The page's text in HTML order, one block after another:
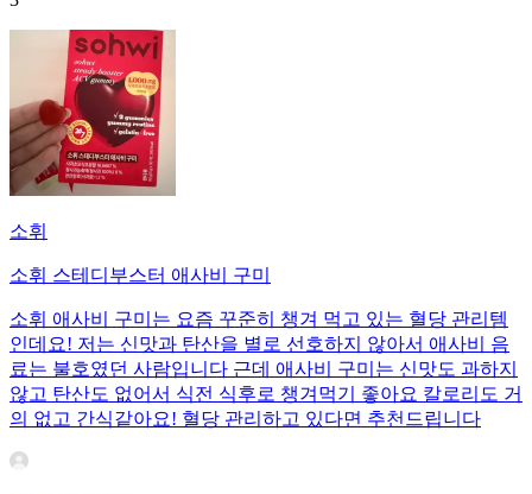
소휘
소휘 스테디부스터 애사비 구미
소휘 애사비 구미는 요즘 꾸준히 챙겨 먹고 있는 혈당 관리템
인데요! 저는 신맛과 탄산을 별로 선호하지 않아서 애사비 음
료는 불호였던 사람입니다 근데 애사비 구미는 신맛도 과하지
않고 탄산도 없어서 식전 식후로 챙겨먹기 좋아요 칼로리도 거
의 없고 간식같아요! 혈당 관리하고 있다면 추천드립니다